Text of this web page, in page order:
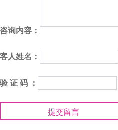
咨询内容：
客人姓名：
验 证 码 ：
提交留言